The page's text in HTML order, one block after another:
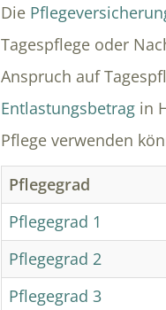
Die
Tagespflege oder
Anspruch auf
Entlastungsbetrag in
Pflege verwenden
Pflegegrad
Pflegegrad 1
Pflegegrad 2
Pflegegrad 3